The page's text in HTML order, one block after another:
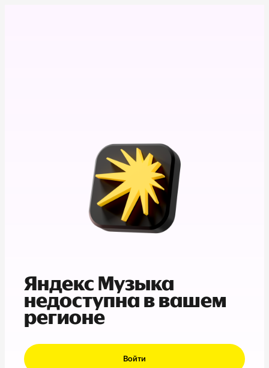
Яндекс Музыка
недоступна в вашем
регионе
Войти